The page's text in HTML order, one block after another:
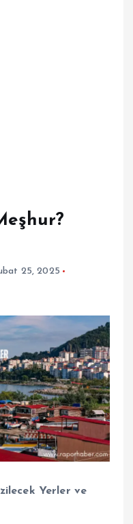
25, 2025
Yerler ve